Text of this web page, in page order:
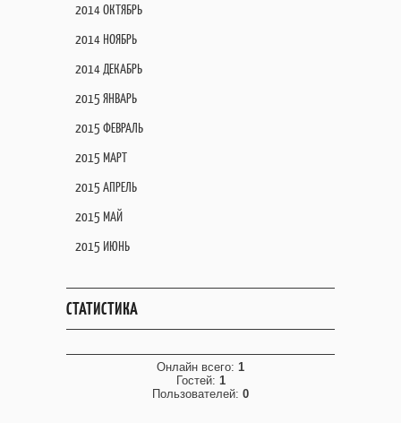
2014 ОКТЯБРЬ
2014 НОЯБРЬ
2014 ДЕКАБРЬ
2015 ЯНВАРЬ
2015 ФЕВРАЛЬ
2015 МАРТ
2015 АПРЕЛЬ
2015 МАЙ
2015 ИЮНЬ
СТАТИСТИКА
Онлайн всего: 1
Гостей: 1
Пользователей: 0